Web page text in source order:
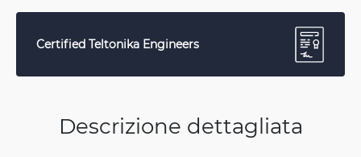
Certified Teltonika Engineers
Descrizione dettagliata